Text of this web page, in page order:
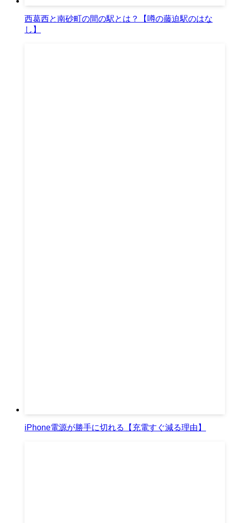
西葛西と南砂町の間の駅とは？【噂の藤迫駅のはな
し】
iPhone電源が勝手に切れる【充電すぐ減る理由】